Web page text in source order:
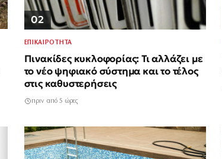
02
ΕΠΙΚΑΙΡΟΤΗΤΑ
Πινακίδες κυκλοφορίας: Τι αλλάζει με
το νέο ψηφιακό σύστημα και το τέλος
στις καθυστερήσεις
πριν από 5 ώρες